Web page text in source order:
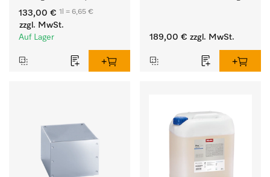
mildalkalisch, 20 l zur
Reinigung von
Buntwäsche und
133,00 € 1l = 6,65 €
zzgl. MwSt.
Auf Lager
189,00 € zzgl. MwSt.